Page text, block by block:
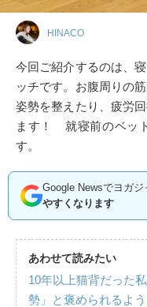
HINACO
今回ご紹介するのは、
ッチです。お腹周りの
姿勢を整えたり、疲労
ます！ 就寝前のベッ
す。
Google Newsでヨガ
やすくなります
あわせて読みたい
10年以上猫背だった
勢」と褒められるよ